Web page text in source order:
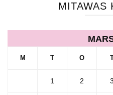
MITAWAS
M T O
1 2 3